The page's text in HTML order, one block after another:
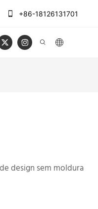
+86-18126131701
ENTRE EM
design sem moldura